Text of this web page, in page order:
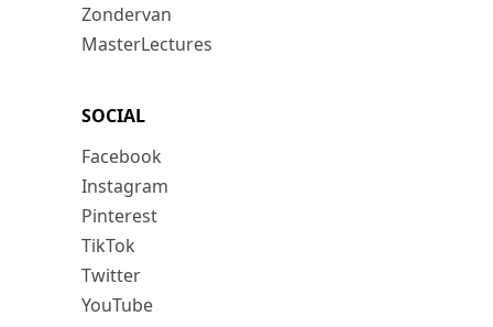
Zondervan
MasterLectures
SOCIAL
Facebook
Instagram
Pinterest
TikTok
Twitter
YouTube